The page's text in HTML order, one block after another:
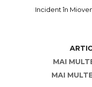
Incident în
MAI
MAI